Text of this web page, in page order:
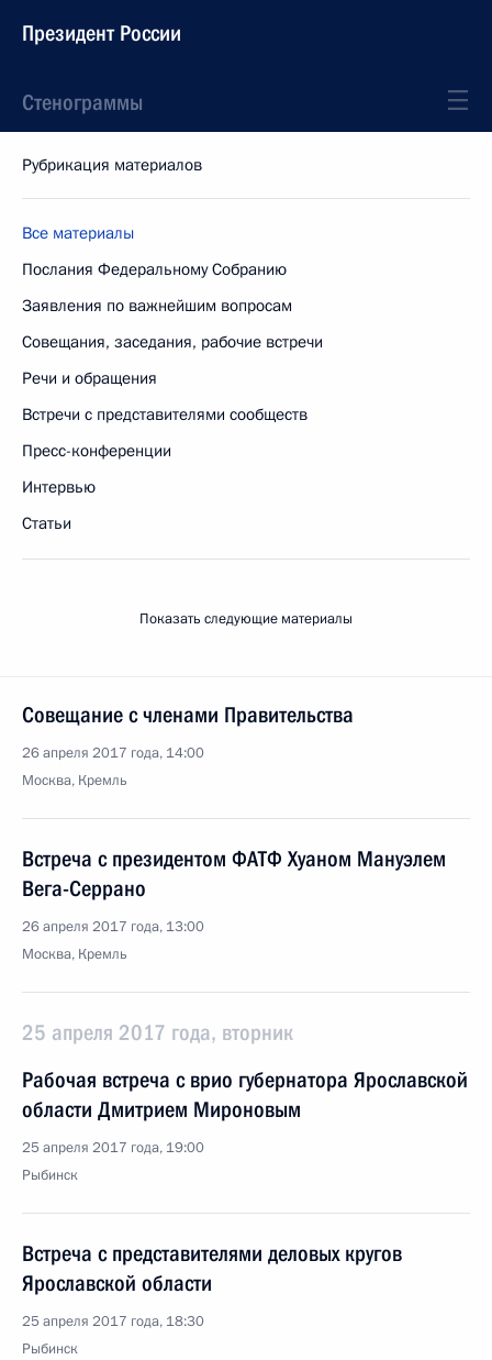
Президент России
Стенограммы
Рубрикация материалов
Все материалы
Послания Федеральному Собранию
Заявления по важнейшим вопросам
Совещания, заседания, рабочие встречи
Речи и обращения
Встречи с представителями сообществ
Пресс-конференции
Интервью
Статьи
Показать следующие материалы
Совещание с членами Правительства
26 апреля 2017 года, 14:00
Москва, Кремль
Встреча с президентом ФАТФ Хуаном Мануэлем
Вега-Серрано
26 апреля 2017 года, 13:00
Москва, Кремль
25 апреля 2017 года, вторник
Рабочая встреча с врио губернатора Ярославской
области Дмитрием Мироновым
25 апреля 2017 года, 19:00
Рыбинск
Встреча с представителями деловых кругов
Ярославской области
25 апреля 2017 года, 18:30
Рыбинск